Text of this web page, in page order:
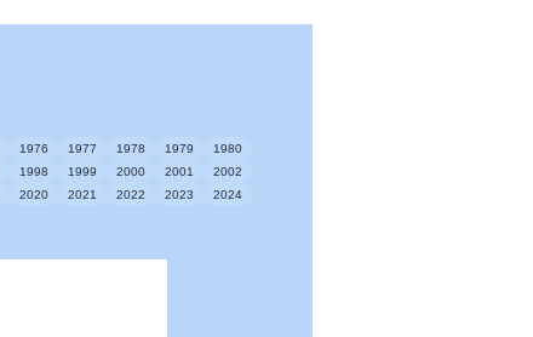
1976 1977 1978 1979
1980
1998 1999 2000 2001
2002
2020 2021 2022 2023
2024